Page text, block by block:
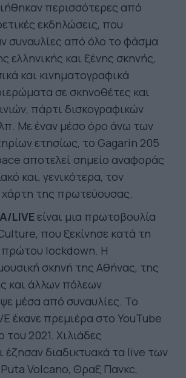
περισσότερες από
εκδηλώσεις, που
συναυλίες από όλο το φάσμα
ελληνικής και ξένης σκηνής,
και κινηματογραφικά
σε σκηνοθέτες και
πάρτι δισκογραφικών
Με έναν μέσο όρο άνω των
ετησίως, το Gagarin 205
αποτελεί σημείο αναφοράς
και, γενικότερα, τον
χάρτη της πρωτεύουσας.
LIVE είναι μια πρωτοβουλία
που ξεκίνησε κατά τη
πρώτου lockdown. Η
σκηνή της Αθήνας, της
και άλλων πόλεων
μέσα από συναυλίες. Το
έκανε πρεμιέρα στο YouTube
του 2021. Χιλιάδες
έζησαν διαδικτυακά τα live των
Volcano, Θραξ Πανκc,